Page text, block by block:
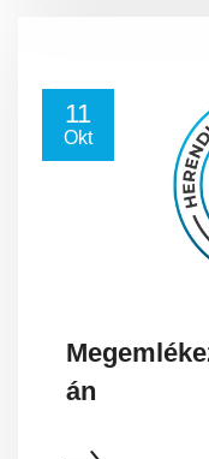
11
Okt
án